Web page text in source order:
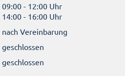
09:00 - 12:00 Uhr
14:00 - 16:00 Uhr
nach Vereinbarung
geschlossen
geschlossen